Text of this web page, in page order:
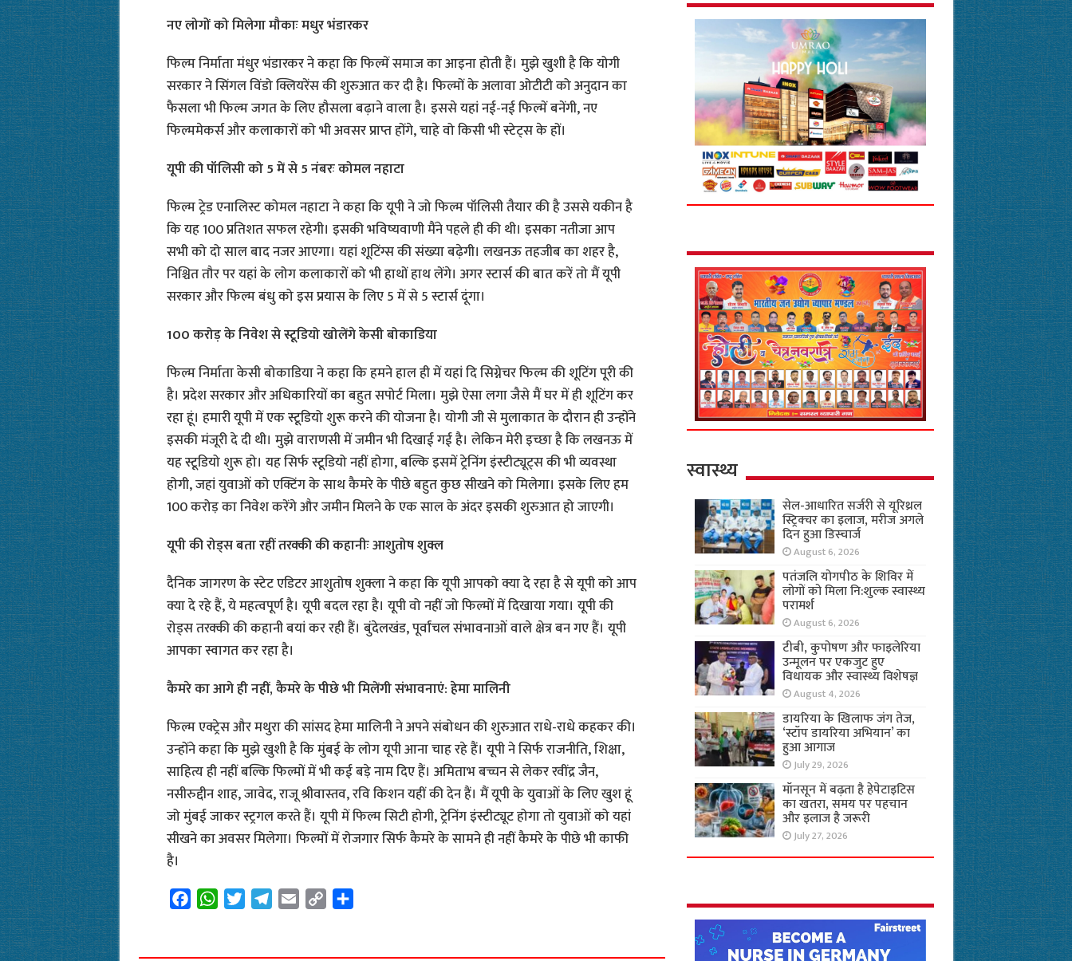
नए लोगों को मिलेगा मौकाः मधुर भंडारकर
फिल्म निर्माता मंधुर भंडारकर ने कहा कि फिल्में समाज का आइना होती हैं। मुझे खुशी है कि योगी
सरकार ने सिंगल विंडो क्लियरेंस की शुरुआत कर दी है। फिल्मों के अलावा ओटीटी को अनुदान का
फैसला भी फिल्म जगत के लिए हौसला बढ़ाने वाला है। इससे यहां नई-नई फिल्में बनेंगी, नए
फिल्ममेकर्स और कलाकारों को भी अवसर प्राप्त होंगे, चाहे वो किसी भी स्टेट्स के हों।
यूपी की पॉलिसी को 5 में से 5 नंबरः कोमल नहाटा
फिल्म ट्रेड एनालिस्ट कोमल नहाटा ने कहा कि यूपी ने जो फिल्म पॉलिसी तैयार की है उससे यकीन है
कि यह 100 प्रतिशत सफल रहेगी। इसकी भविष्यवाणी मैंने पहले ही की थी। इसका नतीजा आप
सभी को दो साल बाद नजर आएगा। यहां शूटिंग्स की संख्या बढ़ेगी। लखनऊ तहजीब का शहर है,
निश्चित तौर पर यहां के लोग कलाकारों को भी हाथों हाथ लेंगे। अगर स्टार्स की बात करें तो मैं यूपी
सरकार और फिल्म बंधु को इस प्रयास के लिए 5 में से 5 स्टार्स दूंगा।
100 करोड़ के निवेश से स्टूडियो खोलेंगे केसी बोकाडिया
फिल्म निर्माता केसी बोकाडिया ने कहा कि हमने हाल ही में यहां दि सिग्नेचर फिल्म की शूटिंग पूरी की
है। प्रदेश सरकार और अधिकारियों का बहुत सपोर्ट मिला। मुझे ऐसा लगा जैसे मैं घर में ही शूटिंग कर
रहा हूं। हमारी यूपी में एक स्टूडियो शुरू करने की योजना है। योगी जी से मुलाकात के दौरान ही उन्होंने
इसकी मंजूरी दे दी थी। मुझे वाराणसी में जमीन भी दिखाई गई है। लेकिन मेरी इच्छा है कि लखनऊ में
यह स्टूडियो शुरू हो। यह सिर्फ स्टूडियो नहीं होगा, बल्कि इसमें ट्रेनिंग इंस्टीट्यूट्स की भी व्यवस्था
होगी, जहां युवाओं को एक्टिंग के साथ कैमरे के पीछे बहुत कुछ सीखने को मिलेगा। इसके लिए हम
100 करोड़ का निवेश करेंगे और जमीन मिलने के एक साल के अंदर इसकी शुरुआत हो जाएगी।
यूपी की रोड्स बता रहीं तरक्की की कहानीः आशुतोष शुक्ल
दैनिक जागरण के स्टेट एडिटर आशुतोष शुक्ला ने कहा कि यूपी आपको क्या दे रहा है से यूपी को आप
क्या दे रहे हैं, ये महत्वपूर्ण है। यूपी बदल रहा है। यूपी वो नहीं जो फिल्मों में दिखाया गया। यूपी की
रोड्स तरक्की की कहानी बयां कर रही हैं। बुंदेलखंड, पूर्वांचल संभावनाओं वाले क्षेत्र बन गए हैं। यूपी
आपका स्वागत कर रहा है।
कैमरे का आगे ही नहीं, कैमरे के पीछे भी मिलेंगी संभावनाएं: हेमा मालिनी
फिल्म एक्ट्रेस और मथुरा की सांसद हेमा मालिनी ने अपने संबोधन की शुरुआत राधे-राधे कहकर की।
उन्होंने कहा कि मुझे खुशी है कि मुंबई के लोग यूपी आना चाह रहे हैं। यूपी ने सिर्फ राजनीति, शिक्षा,
साहित्य ही नहीं बल्कि फिल्मों में भी कई बड़े नाम दिए हैं। अमिताभ बच्चन से लेकर रवींद्र जैन,
नसीरुद्दीन शाह, जावेद, राजू श्रीवास्तव, रवि किशन यहीं की देन हैं। मैं यूपी के युवाओं के लिए खुश हूं
जो मुंबई जाकर स्ट्रगल करते हैं। यूपी में फिल्म सिटी होगी, ट्रेनिंग इंस्टीट्यूट होगा तो युवाओं को यहां
सीखने का अवसर मिलेगा। फिल्मों में रोजगार सिर्फ कैमरे के सामने ही नहीं कैमरे के पीछे भी काफी
है।
W
स्वास्थ्य
सेल-आधारित सर्जरी से यूरिथ्रल
स्ट्रिक्चर का इलाज, मरीज अगले
दिन हुआ डिस्चार्ज
August 6, 2026
पतंजलि योगपीठ के शिविर में
लोगों को मिला नि:शुल्क स्वास्थ्य
परामर्श
August 6, 2026
टीबी, कुपोषण और फाइलेरिया
उन्मूलन पर एकजुट हुए
विधायक और स्वास्थ्य विशेषज्ञ
August 4, 2026
डायरिया के खिलाफ जंग तेज,
‘स्टॉप डायरिया अभियान’ का
हुआ आगाज
July 29, 2026
मॉनसून में बढ़ता है हेपेटाइटिस
का खतरा, समय पर पहचान
और इलाज है जरूरी
July 27, 2026